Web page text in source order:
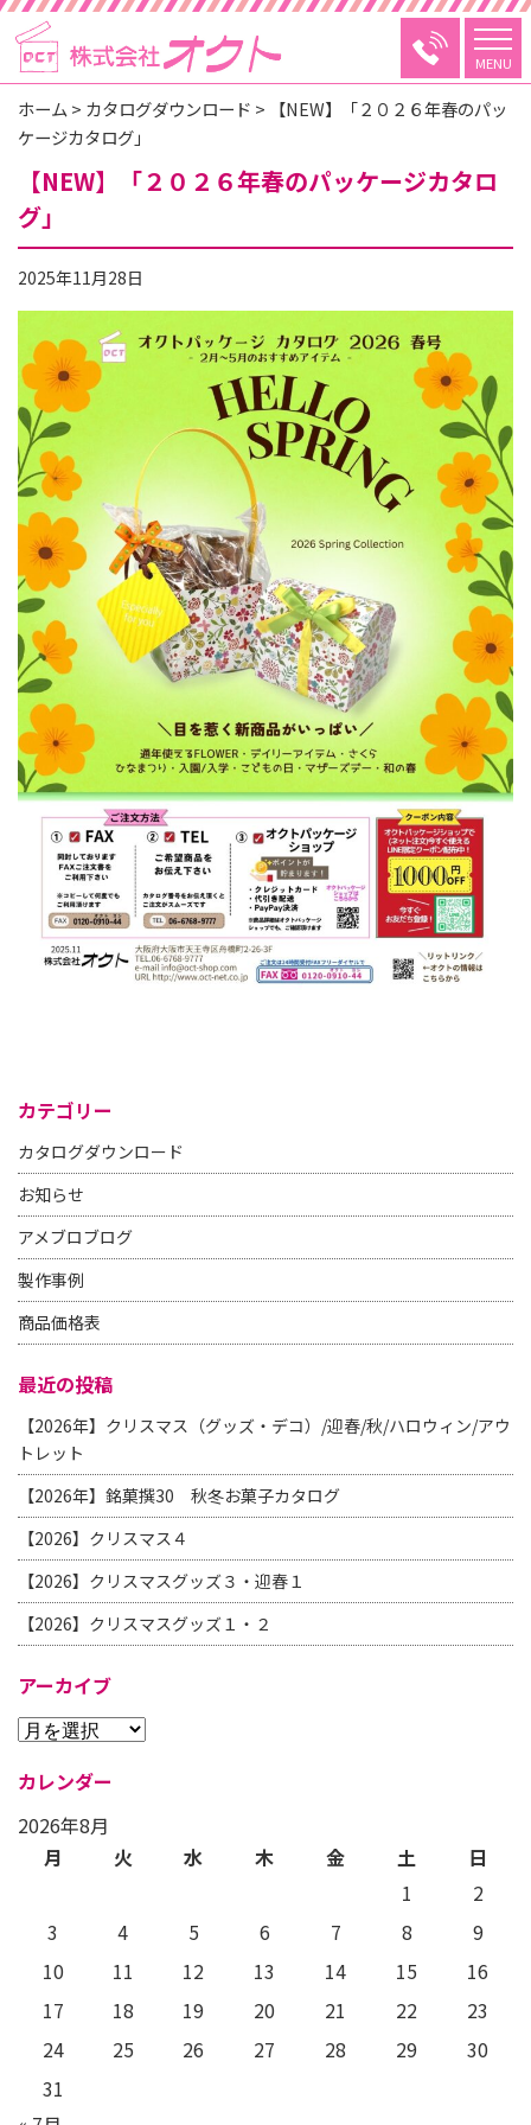
MENU
ホーム > カタログダウンロード >
【NEW】「２０２６年春のパッ
ケージカタログ」
【NEW】「２０２６年春のパッケージカタロ
グ」
2025年11月28日
カテゴリー
カタログダウンロード
お知らせ
アメブロブログ
製作事例
商品価格表
最近の投稿
【2026年】クリスマス（グッズ・デコ）/迎春/秋/ハロウィン/アウ
トレット
【2026年】銘菓撰30 秋冬お菓子カタログ
【2026】クリスマス４
【2026】クリスマスグッズ３・迎春１
【2026】クリスマスグッズ１・２
アーカイブ
カレンダー
2026年8月
月
火 水 木 金 土
日
1
2
3
4 5 6 7 8
9
10
11 12 13 14 15
16
17
18 19 20 21 22
23
24
25 26 27 28 29
30
31